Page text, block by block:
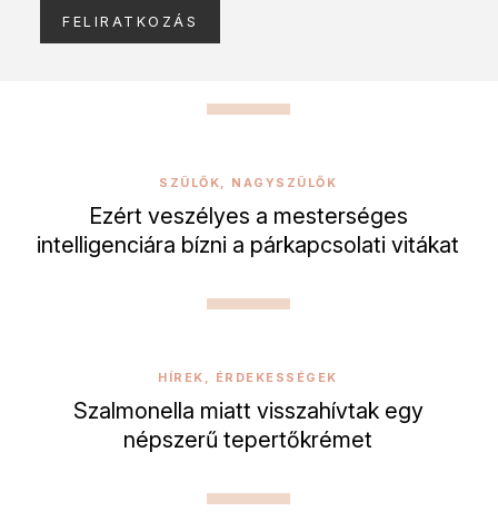
SZÜLŐK, NAGYSZÜLŐK
Ezért veszélyes a mesterséges
intelligenciára bízni a párkapcsolati vitákat
HÍREK, ÉRDEKESSÉGEK
Szalmonella miatt visszahívtak egy
népszerű tepertőkrémet